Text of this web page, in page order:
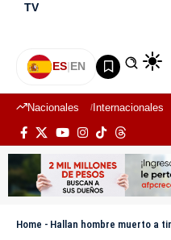
TV
ES|EN
Nacionales Internacionales
Home - Hallan hombre muerto a